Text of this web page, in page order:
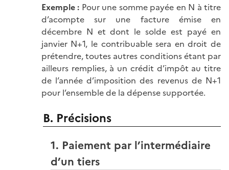
Exemple : Pour une somme payée en N à titre
d’acompte sur une facture émise en
décembre N et dont le solde est payé en
janvier N+1, le contribuable sera en droit de
prétendre, toutes autres conditions étant par
ailleurs remplies, à un crédit d’impôt au titre
de l’année d’imposition des revenus de N+1
pour l’ensemble de la dépense supportée.
B. Précisions
1. Paiement par l’intermédiaire
d’un tiers